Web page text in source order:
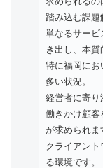
踏み込む課題
単なるサービ
き出し、本質
特に福岡にお
多い状況。
経営者に寄り
働きかけ顧客
が求められま
クライアン
る環境です。